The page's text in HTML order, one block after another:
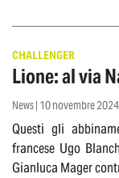
CHALLENGER
Lione: al via
News | 10 novembre 2024
Questi gli
francese Ugo
Gianluca Mager